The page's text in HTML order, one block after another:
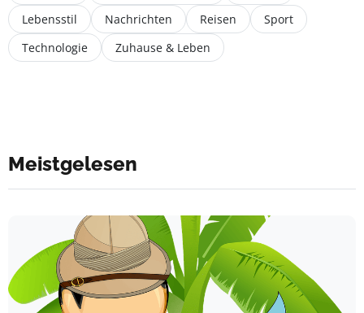
Lebensstil
Nachrichten Reisen
Sport
Technologie
Zuhause & Leben
Meistgelesen